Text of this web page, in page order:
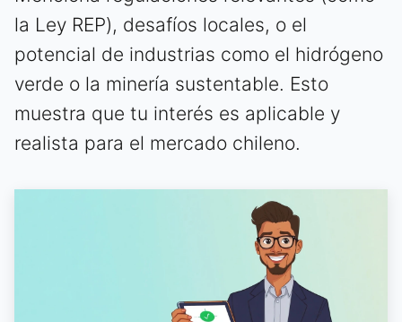
la Ley REP), desafíos locales, o el
potencial de industrias como el hidrógeno
verde o la minería sustentable. Esto
muestra que tu interés es aplicable y
realista para el mercado chileno.